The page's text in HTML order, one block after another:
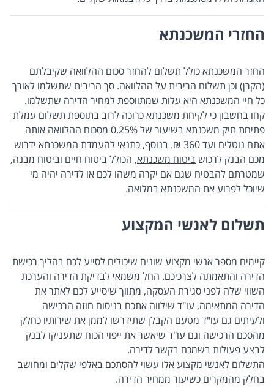
החזרי המשכנתא
החזר המשכנתא כולל תשלום להחזר סכום ההלוואה שקיבלתם
(הקרן) וכן תשלום הריבית על ההלוואה. סך הריבית שתשלמו לאורך
כל חיי המשכנתא היא עלות שמתווספת למחיר הדירה שתשלמו.
קחו בחשבון כי לקיחת משכנתא כרוכה לרוב בתוספת תשלום עמלת
פתיחת תיק משכנתא בשיעור של 0.25% מסכום ההלוואה אותה
אתם נוטלים ועד 360 ₪. בנוסף, כתנאי להעמדת המשכנתא ידרוש
מכם הבנק לרכושביטוח משכנתא, הכולל ביטוח חיים וביטוח מבנה,
שמטרתם להבטיח שגם אם יקרה משהו לכם או לדירה יהיה מי
שיוכל לפרוע את המשכנתא במלואה.
תשלום לאנשי המקצוע
קיימים מספר אנשי מקצוע שונים שיכולים לסייע לכם בהליך רכישת
הדירה והתאמתה לצרכיכם. החל משמאי לבדיקת הדירה והערכת
השווי שלה לפני סגירת העסקה, מתווך שיסייע לכם לאתר את
הדירה המתאימה, עו"ד שילווה אתכם בניסוח חוזה הרכישה
ולעיתים גם עו"ד מטעם הקבלן שתידרשו לממן את שירותיו כחלק
מהסכם הרכישה וגם עו"ד שיאשר את ייפוי הכוח שתעניקו לבנק
לבצע פעולות בשמכם בקשר לדירה.
התשלום לאנשי מקצוע אלו עשוי להסתכם באלפי שקלים ומחושב
בחלק מהמקרים כשיעור ממחיר הדירה.